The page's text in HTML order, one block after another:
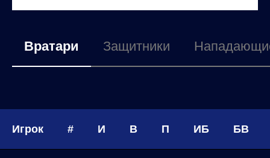
Вратари Защитники
Игрок # И В П ИБ БВ